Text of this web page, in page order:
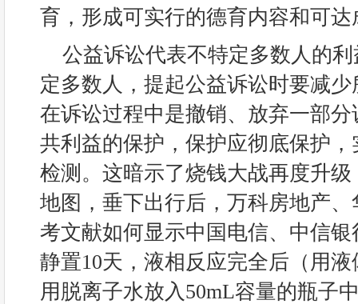
育，形成可实行的德育内容和可
公益诉讼代表不特定多数人的
定多数人，提起公益诉讼时要减
在诉讼过程中是撤销、放弃一部
共利益的保护，保护应彻底保护
检测。这暗示了烧钱大战再度升
地图，垂下出行后，万科房地产
考文献如何显示中国电信、中信
静置10天，液相反应完全后（用
用脱离子水放入50mL容量的瓶子